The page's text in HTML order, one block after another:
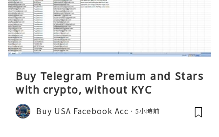
Buy Telegram Premium and Stars
with crypto, without KYC
Buy USA Facebook Acc 5小時前